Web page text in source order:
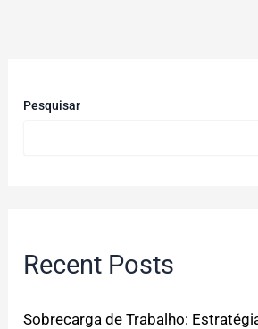
Pesquisar
Recent Posts
Sobrecarga de Trabalho: